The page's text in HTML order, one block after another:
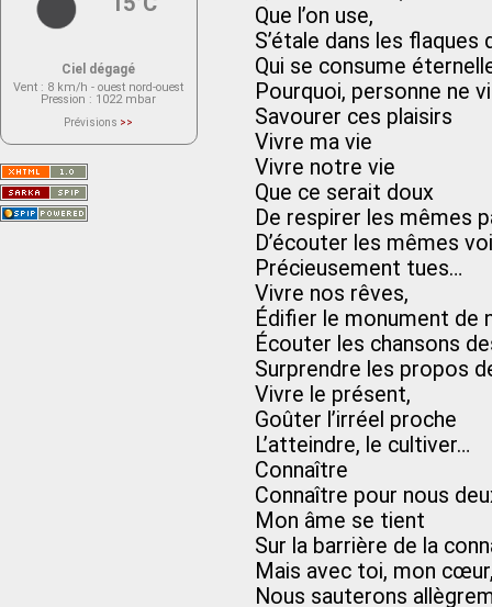
Que l’on use,
S’étale dans les flaques
Qui se consume
Pourquoi, personne ne
Savourer ces plaisirs
Vivre ma vie
Vivre notre vie
Que ce serait doux
De respirer les mêmes
D’écouter les mêmes
Précieusement tues…
Vivre nos rêves,
Édifier le monument de
Écouter les chansons
Surprendre les propos
Vivre le présent,
Goûter l’irréel proche
L’atteindre, le cultiver…
Connaître
Connaître pour nous
Mon âme se tient
Sur la barrière de la
Mais avec toi, mon
Nous sauterons
Ciel dégagé
Vent : 8 km/h - ouest nord-ouest
Pression : 1022 mbar
Prévisions >>
actuellement aucune prévision
Saint-Nom.
Veuillez consulter le message du
service ci-dessous.
(401 - Invalid API key. Please see
https://openweathermap.org/faq#error401